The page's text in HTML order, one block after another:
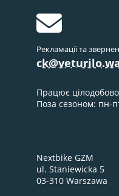
Рекламації та
Працює цілодобово
Поза сезоном: пн-
Nextbike GZM
ul. Staniewicka 5
03-310 Warszawa